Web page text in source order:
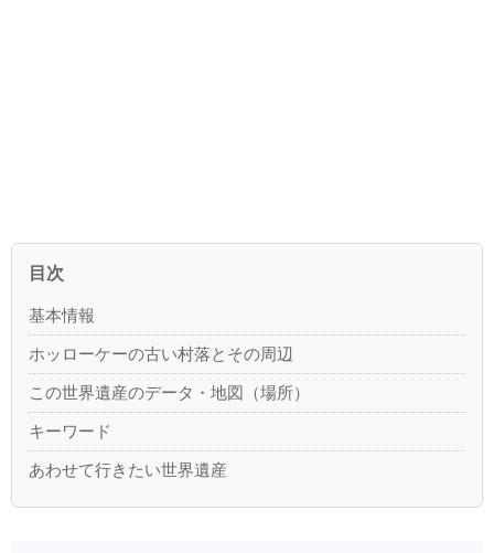
目次
基本情報
ホッローケーの古い村落とその周辺
この世界遺産のデータ・地図（場所）
キーワード
あわせて行きたい世界遺産